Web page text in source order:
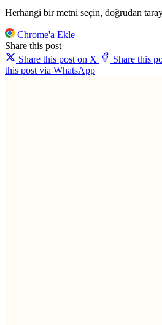
Herhangi bir metni seçin, doğrudan
Chrome'a Ekle
Share this post
Share this post on X
Share this
this post via WhatsApp